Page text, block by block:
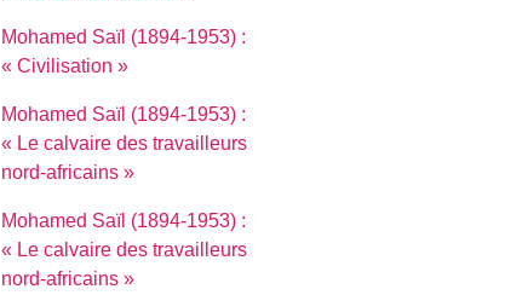
Mohamed Saïl (1894-1953) :
« Civilisation »
Mohamed Saïl (1894-1953) :
« Le calvaire des travailleurs
nord-africains »
Mohamed Saïl (1894-1953) :
« Le calvaire des travailleurs
nord-africains »